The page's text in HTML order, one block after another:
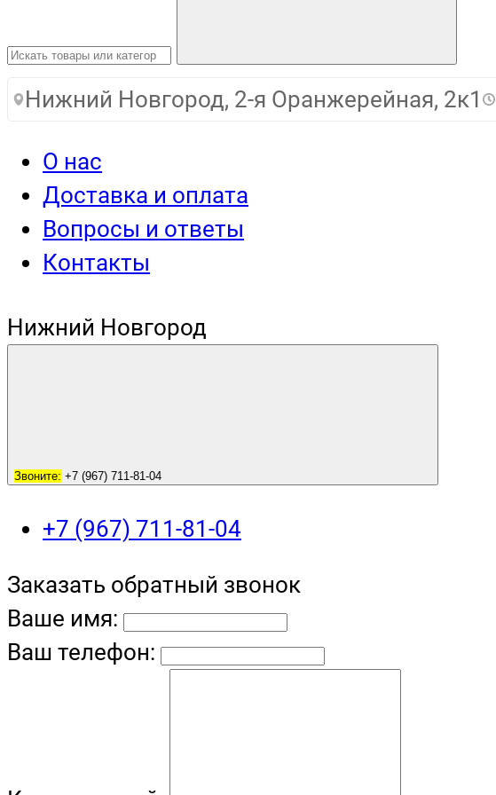
Нижний Новгород, 2-я Оранжерейная, 2к1
О нас
Доставка и оплата
Вопросы и ответы
Контакты
Нижний Новгород
Звоните: +7 (967) 711-81-04
+7 (967) 711-81-04
Заказать обратный звонок
Ваше имя:
Ваш телефон: